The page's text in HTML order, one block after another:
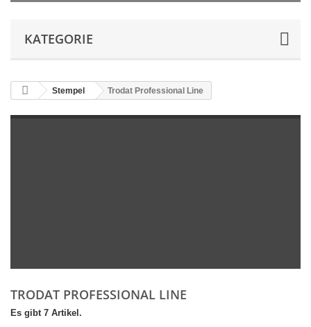
KATEGORIE
Stempel Trodat Professional Line
TRODAT PROFESSIONAL LINE
Es gibt 7 Artikel.